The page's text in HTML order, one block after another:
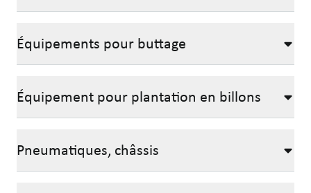
Équipements pour buttage
Équipement pour plantation en billons
Pneumatiques, châssis